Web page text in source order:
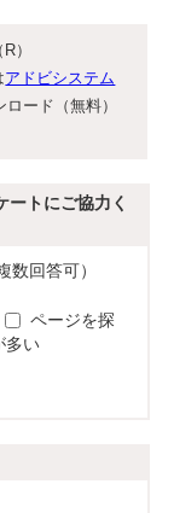
）
アドビシステム
ード（無料）
ートにご協力く
数回答可）
ページを探
多い